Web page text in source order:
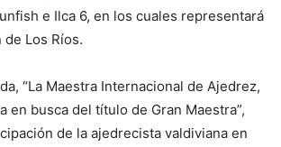
e Ilca 6, en los cuales representará
Los Ríos.
“La Maestra Internacional de Ajedrez,
en busca del título de Gran Maestra”,
de la ajedrecista valdiviana en